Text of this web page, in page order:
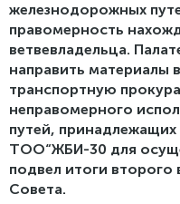
железнодорожных
правомерность
ветвевладельца.
направить материалы
транспортную
неправомерного
путей, принадлежащих
ТОО“ЖБИ-30 для
подвел итоги второго
Совета.